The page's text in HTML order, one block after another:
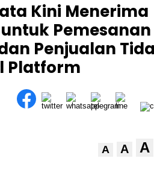
Kini Menerima
Pemesanan
Penjualan
Platform
A A A